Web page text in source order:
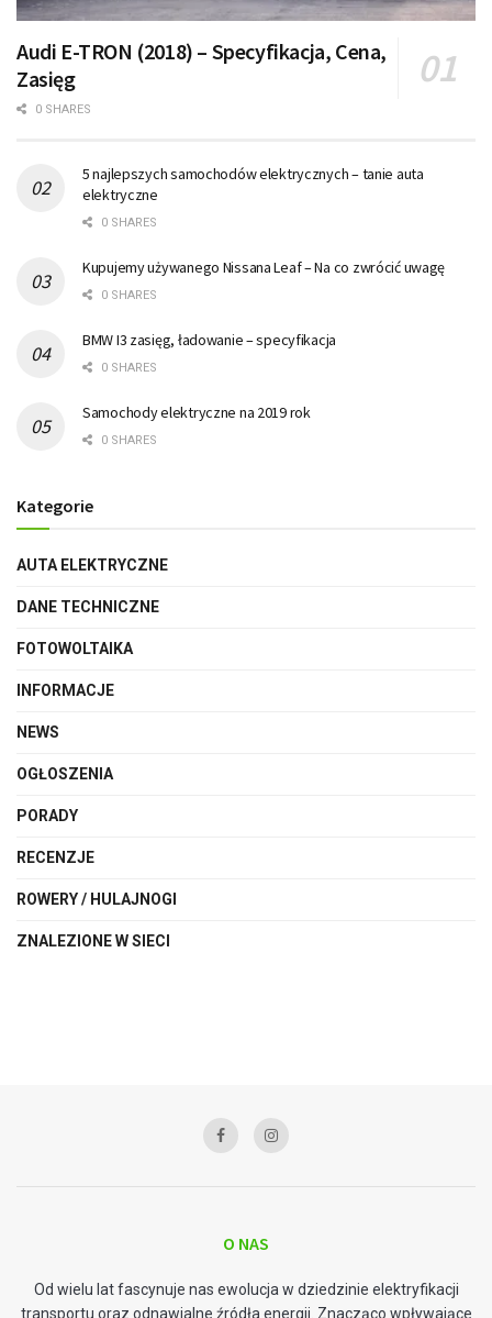
Audi E-TRON (2018) – Specyfikacja, Cena,
Zasięg
0 SHARES
5 najlepszych samochodów elektrycznych – tanie auta
elektryczne
0 SHARES
Kupujemy używanego Nissana Leaf – Na co zwrócić uwagę
0 SHARES
BMW I3 zasięg, ładowanie – specyfikacja
0 SHARES
Samochody elektryczne na 2019 rok
0 SHARES
Kategorie
AUTA ELEKTRYCZNE
DANE TECHNICZNE
FOTOWOLTAIKA
INFORMACJE
NEWS
OGŁOSZENIA
PORADY
RECENZJE
ROWERY / HULAJNOGI
ZNALEZIONE W SIECI
O NAS
Od wielu lat fascynuje nas ewolucja w dziedzinie elektryfikacji
transportu oraz odnawialne źródła energii. Znacząco wpływające